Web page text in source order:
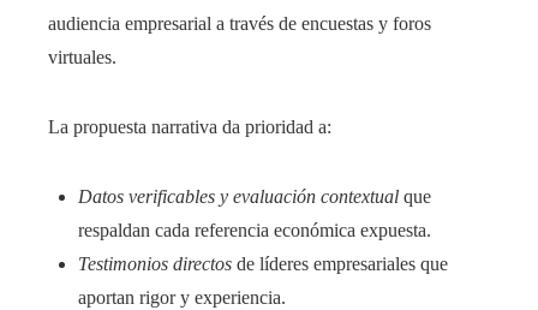
audiencia empresarial a través de encuestas y foros
virtuales.
La propuesta narrativa da prioridad a:
Datos verificables y evaluación contextual que
respaldan cada referencia económica expuesta.
Testimonios directos de líderes empresariales que
aportan rigor y experiencia.